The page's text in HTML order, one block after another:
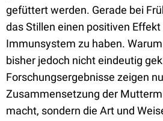
gefüttert werden. Gerade bei
das Stillen einen positiven
Immunsystem zu haben.
bisher jedoch nicht eindeutig
Forschungsergebnisse zeigen
Zusammensetzung der
macht, sondern die Art und